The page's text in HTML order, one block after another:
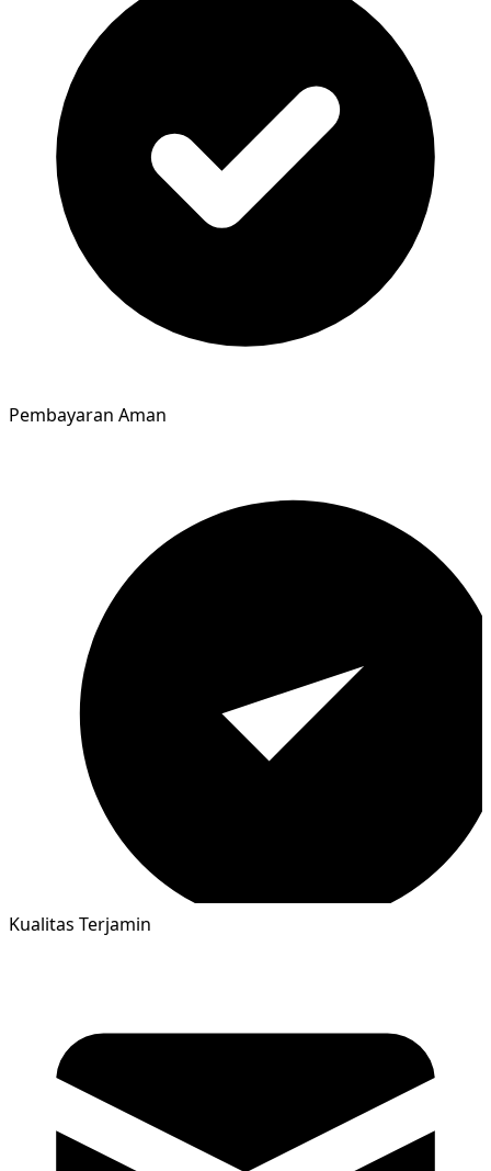
Pembayaran Aman
Kualitas Terjamin